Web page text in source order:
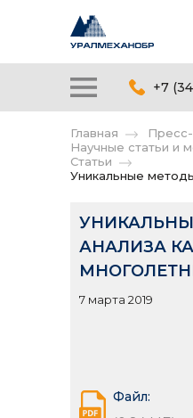
+7
Главная
Научные статьи и
Статьи
Уникальные
АНАЛИЗА
7 марта 2019
Файл: